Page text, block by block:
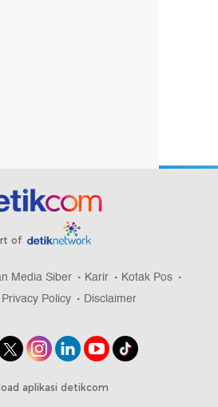
of
Media Siber Karir
Kotak Pos
Privacy Policy Disclaimer
aplikasi detikcom